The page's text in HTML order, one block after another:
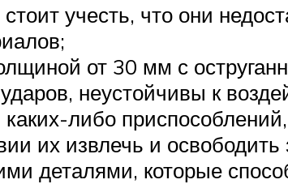
учесть, что они
от 30 мм с
неустойчивы к
либо
их извлечь и освободить
деталями, которые